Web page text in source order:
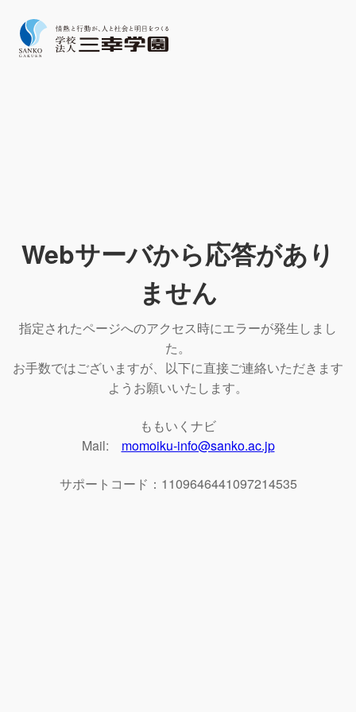
Webサーバから応答があり
ません
指定されたページへのアクセス時にエラーが発生しまし
た。
お手数ではございますが、以下に直接ご連絡いただきます
ようお願いいたします。
ももいくナビ
Mail: momoiku-info@sanko.ac.jp
サポートコード：1109646441097214535